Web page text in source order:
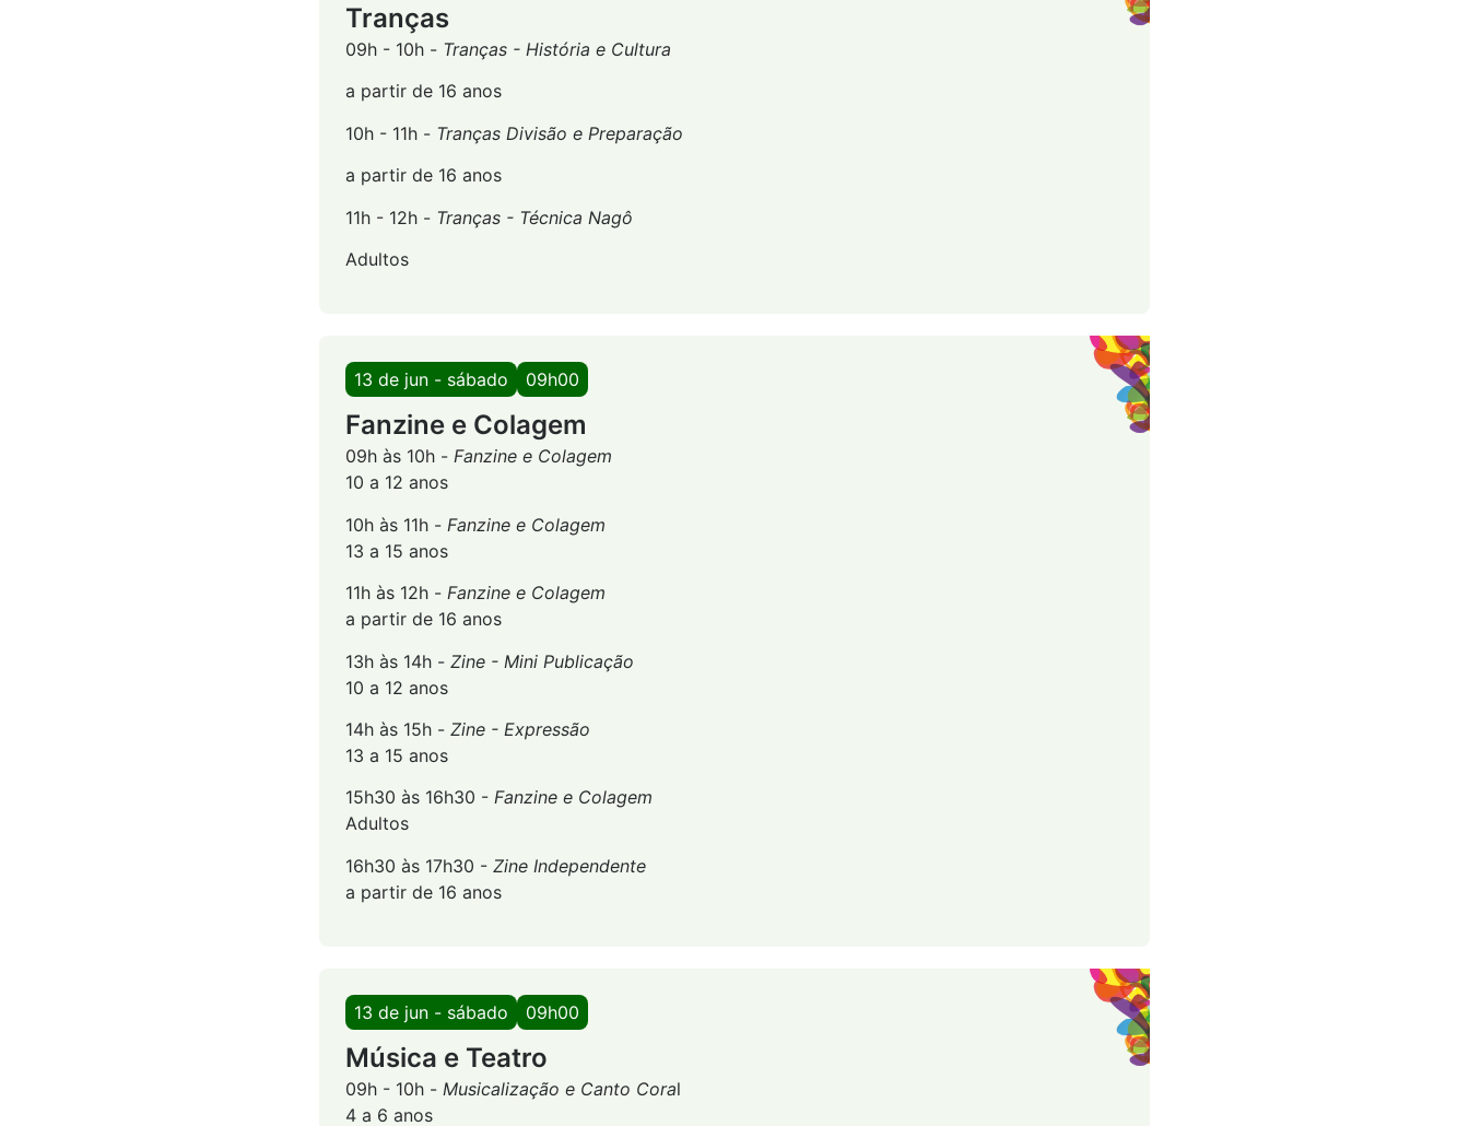
Tranças
09h - 10h - Tranças - História e Cultura
a partir de 16 anos
10h - 11h - Tranças Divisão e Preparação
a partir de 16 anos
11h - 12h - Tranças - Técnica Nagô
Adultos
13 de jun - sábado 09h00
Fanzine e Colagem
09h às 10h - Fanzine e Colagem
10 a 12 anos
10h às 11h - Fanzine e Colagem
13 a 15 anos
11h às 12h - Fanzine e Colagem
a partir de 16 anos
13h às 14h - Zine - Mini Publicação
10 a 12 anos
14h às 15h - Zine - Expressão
13 a 15 anos
15h30 às 16h30 - Fanzine e Colagem
Adultos
16h30 às 17h30 - Zine Independente
a partir de 16 anos
13 de jun - sábado 09h00
Música e Teatro
09h - 10h - Musicalização e Canto Coral
4 a 6 anos